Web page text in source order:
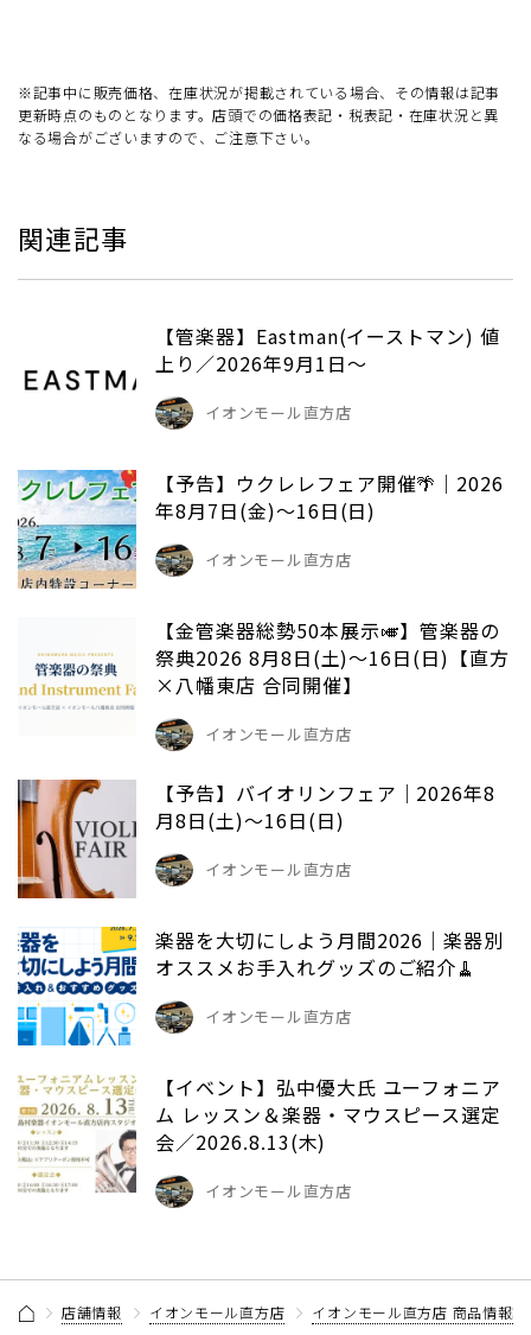
※記事中に販売価格、在庫状況が掲載されている場合、その情報は記事
更新時点のものとなります。店頭での価格表記・税表記・在庫状況と異
なる場合がございますので、ご注意下さい。
関連記事
【管楽器】Eastman(イーストマン) 値
上り／2026年9月1日～
イオンモール直方店
【予告】ウクレレフェア開催🌴｜2026
年8月7日(金)～16日(日)
イオンモール直方店
【金管楽器総勢50本展示🎺】管楽器の
祭典2026 8月8日(土)～16日(日)【直方
×八幡東店 合同開催】
イオンモール直方店
【予告】バイオリンフェア｜2026年8
月8日(土)～16日(日)
イオンモール直方店
楽器を大切にしよう月間2026｜楽器別
オススメお手入れグッズのご紹介🧹
イオンモール直方店
【イベント】弘中優大氏 ユーフォニア
ム レッスン＆楽器・マウスピース選定
会／2026.8.13(木)
イオンモール直方店
店舗情報 イオンモール直方店 イオンモール直方店 商品情報